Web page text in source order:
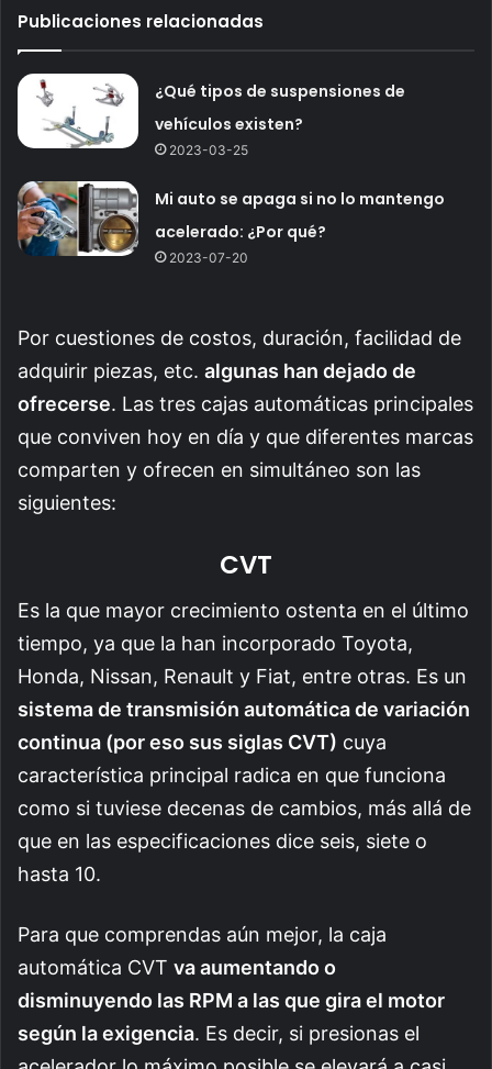
Publicaciones relacionadas
¿Qué tipos de suspensiones de
vehículos existen?
2023-03-25
Mi auto se apaga si no lo mantengo
acelerado: ¿Por qué?
2023-07-20
Por cuestiones de costos, duración, facilidad de
adquirir piezas, etc. algunas han dejado de
ofrecerse. Las tres cajas automáticas principales
que conviven hoy en día y que diferentes marcas
comparten y ofrecen en simultáneo son las
siguientes:
CVT
Es la que mayor crecimiento ostenta en el último
tiempo, ya que la han incorporado Toyota,
Honda, Nissan, Renault y Fiat, entre otras. Es un
sistema de transmisión automática de variación
continua (por eso sus siglas CVT) cuya
característica principal radica en que funciona
como si tuviese decenas de cambios, más allá de
que en las especificaciones dice seis, siete o
hasta 10.
Para que comprendas aún mejor, la caja
automática CVT va aumentando o
disminuyendo las RPM a las que gira el motor
según la exigencia. Es decir, si presionas el